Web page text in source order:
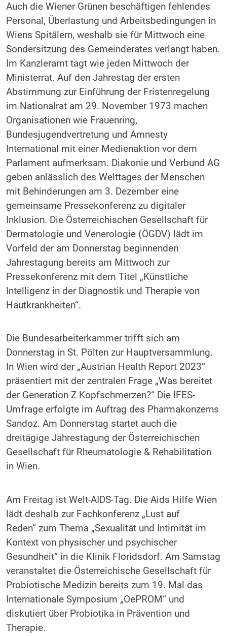
Auch die Wiener Grünen beschäftigen fehlendes
Personal, Überlastung und Arbeitsbedingungen in
Wiens Spitälern, weshalb sie für Mittwoch eine
Sondersitzung des Gemeinderates verlangt haben.
Im Kanzleramt tagt wie jeden Mittwoch der
Ministerrat. Auf den Jahrestag der ersten
Abstimmung zur Einführung der Fristenregelung
im Nationalrat am 29. November 1973 machen
Organisationen wie Frauenring,
Bundesjugendvertretung und Amnesty
International mit einer Medienaktion vor dem
Parlament aufmerksam. Diakonie und Verbund AG
geben anlässlich des Welttages der Menschen
mit Behinderungen am 3. Dezember eine
gemeinsame Pressekonferenz zu digitaler
Inklusion. Die Österreichischen Gesellschaft für
Dermatologie und Venerologie (ÖGDV) lädt im
Vorfeld der am Donnerstag beginnenden
Jahrestagung bereits am Mittwoch zur
Pressekonferenz mit dem Titel „Künstliche
Intelligenz in der Diagnostik und Therapie von
Hautkrankheiten“.
Die Bundesarbeiterkammer trifft sich am
Donnerstag in St. Pölten zur Hauptversammlung.
In Wien wird der „Austrian Health Report 2023“
präsentiert mit der zentralen Frage „Was bereitet
der Generation Z Kopfschmerzen?“ Die IFES-
Umfrage erfolgte im Auftrag des Pharmakonzerns
Sandoz. Am Donnerstag startet auch die
dreitägige Jahrestagung der Österreichischen
Gesellschaft für Rheumatologie & Rehabilitation
in Wien.
Am Freitag ist Welt-AIDS-Tag. Die Aids Hilfe Wien
lädt deshalb zur Fachkonferenz „Lust auf
Reden“ zum Thema „Sexualität und Intimität im
Kontext von physischer und psychischer
Gesundheit“ in die Klinik Floridsdorf. Am Samstag
veranstaltet die Österreichische Gesellschaft für
Probiotische Medizin bereits zum 19. Mal das
Internationale Symposium „OePROM“ und
diskutiert über Probiotika in Prävention und
Therapie.